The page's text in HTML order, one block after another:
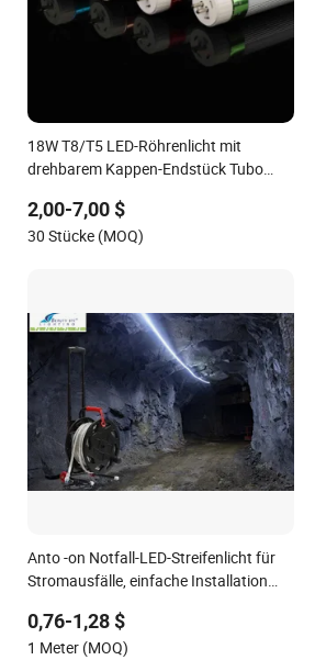
18W T8/T5 LED-Röhrenlicht mit
drehbarem Kappen-Endstück Tubo
180lm/W
2,00-7,00 $
30 Stücke (MOQ)
Anto -on Notfall-LED-Streifenlicht für
Stromausfälle, einfache Installation
0,76-1,28 $
1 Meter (MOQ)